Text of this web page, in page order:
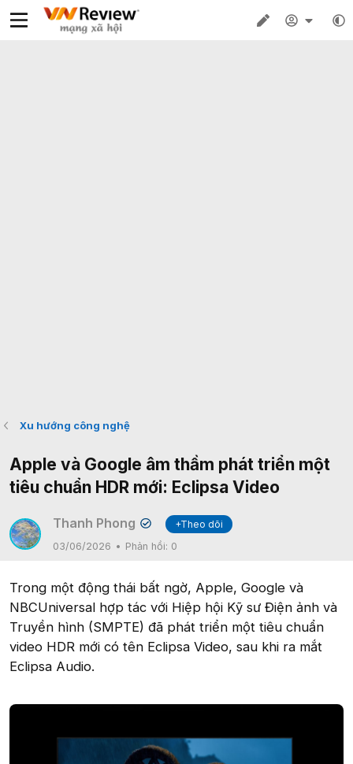
Xu hướng công nghệ
Apple và Google âm thầm phát triển một
tiêu chuẩn HDR mới: Eclipsa Video
Thanh Phong ✔
+Theo dõi
03/06/2026
Phản hồi: 0
Trong một động thái bất ngờ, Apple, Google và
NBCUniversal hợp tác với Hiệp hội Kỹ sư Điện ảnh và
Truyền hình (SMPTE) đã phát triển một tiêu chuẩn
video HDR mới có tên Eclipsa Video, sau khi ra mắt
Eclipsa Audio.